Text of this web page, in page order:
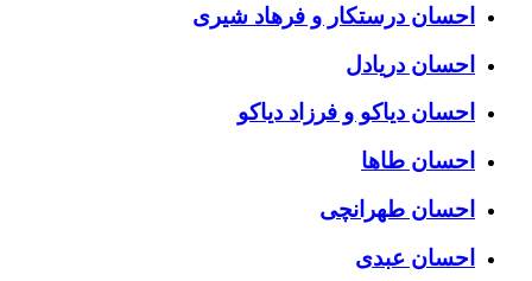
احسان درستكار و فرهاد شيرى
احسان دریادل
احسان دیاکو و فرزاد دیاکو
احسان طاها
احسان طهرانچی
احسان عبدی